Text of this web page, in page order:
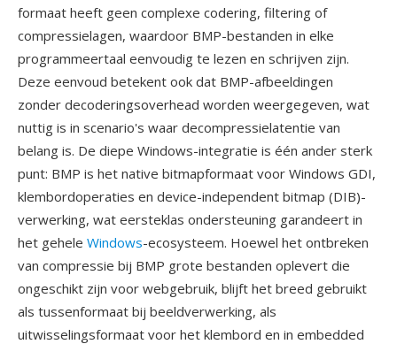
formaat heeft geen complexe codering, filtering of
compressielagen, waardoor BMP-bestanden in elke
programmeertaal eenvoudig te lezen en schrijven zijn.
Deze eenvoud betekent ook dat BMP-afbeeldingen
zonder decoderingsoverhead worden weergegeven, wat
nuttig is in scenario's waar decompressielatentie van
belang is. De diepe Windows-integratie is één ander sterk
punt: BMP is het native bitmapformaat voor Windows GDI,
klembordoperaties en device-independent bitmap (DIB)-
verwerking, wat eersteklas ondersteuning garandeert in
het gehele Windows-ecosysteem. Hoewel het ontbreken
van compressie bij BMP grote bestanden oplevert die
ongeschikt zijn voor webgebruik, blijft het breed gebruikt
als tussenformaat bij beeldverwerking, als
uitwisselingsformaat voor het klembord en in embedded